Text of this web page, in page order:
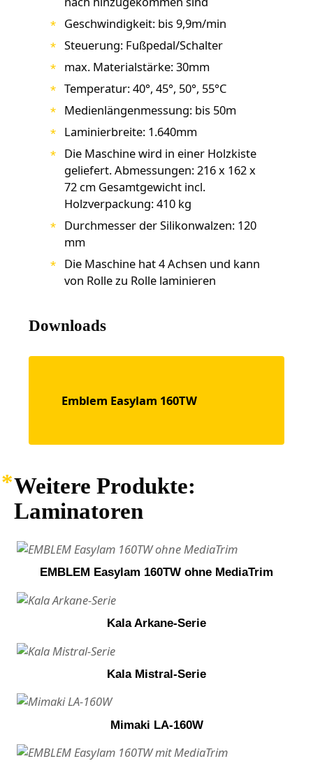
Geschwindigkeit: bis 9,9m/min
Steuerung: Fußpedal/Schalter
max. Materialstärke: 30mm
Temperatur: 40°, 45°, 50°, 55°C
Medienlängenmessung: bis 50m
Laminierbreite: 1.640mm
Die Maschine wird in einer Holzkiste
geliefert. Abmessungen: 216 x 162 x
72 cm Gesamtgewicht incl.
Holzverpackung: 410 kg
Durchmesser der Silikonwalzen: 120
mm
Die Maschine hat 4 Achsen und kann
von Rolle zu Rolle laminieren
Downloads
Emblem Easylam 160TW
Weitere Produkte:
Laminatoren
EMBLEM Easylam 160TW ohne MediaTrim
Kala Arkane-Serie
Kala Mistral-Serie
Mimaki LA-160W